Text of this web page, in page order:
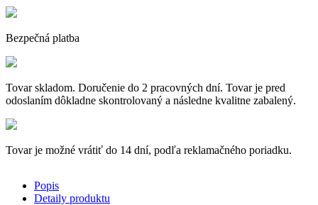
Bezpečná platba
Tovar skladom. Doručenie do 2 pracovných dní. Tovar je pred
odoslaním dôkladne skontrolovaný a následne kvalitne zabalený.
Tovar je možné vrátiť do 14 dní, podľa reklamačného poriadku.
Popis
Detaily produktu